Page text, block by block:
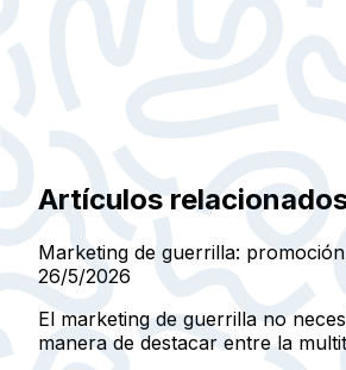
Artículos
Marketing de guerrilla:
26/5/2026
El marketing de guerrilla no
manera de destacar entre la